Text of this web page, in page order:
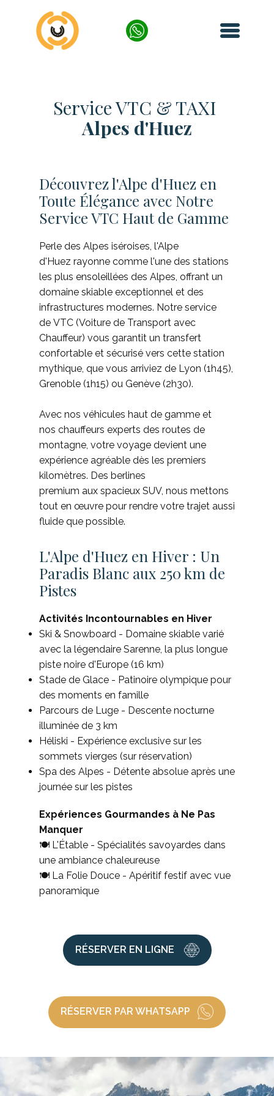
Service VTC & TAXI
Alpes d'Huez
Découvrez l'Alpe d'Huez en
Toute Élégance avec Notre
Service VTC Haut de Gamme
Perle des Alpes iséroises, l'Alpe
d'Huez rayonne comme l'une des stations
les plus ensoleillées des Alpes, offrant un
domaine skiable exceptionnel et des
infrastructures modernes. Notre service
de VTC (Voiture de Transport avec
Chauffeur) vous garantit un transfert
confortable et sécurisé vers cette station
mythique, que vous arriviez de Lyon (1h45),
Grenoble (1h15) ou Genève (2h30).
Avec nos véhicules haut de gamme et
nos chauffeurs experts des routes de
montagne, votre voyage devient une
expérience agréable dès les premiers
kilomètres. Des berlines
premium aux spacieux SUV, nous mettons
tout en œuvre pour rendre votre trajet aussi
fluide que possible.
L'Alpe d'Huez en Hiver : Un
Paradis Blanc aux 250 km de
Pistes
Activités Incontournables en Hiver
Ski & Snowboard - Domaine skiable varié
avec la légendaire Sarenne, la plus longue
piste noire d'Europe (16 km)
Stade de Glace - Patinoire olympique pour
des moments en famille
Parcours de Luge - Descente nocturne
illuminée de 3 km
Héliski - Expérience exclusive sur les
sommets vierges (sur réservation)
Spa des Alpes - Détente absolue après une
journée sur les pistes
Expériences Gourmandes à Ne Pas
Manquer
🍽 L'Étable - Spécialités savoyardes dans
une ambiance chaleureuse
🍽 La Folie Douce - Apéritif festif avec vue
panoramique
RÉSERVER EN LIGNE
RÉSERVER PAR WHATSAPP